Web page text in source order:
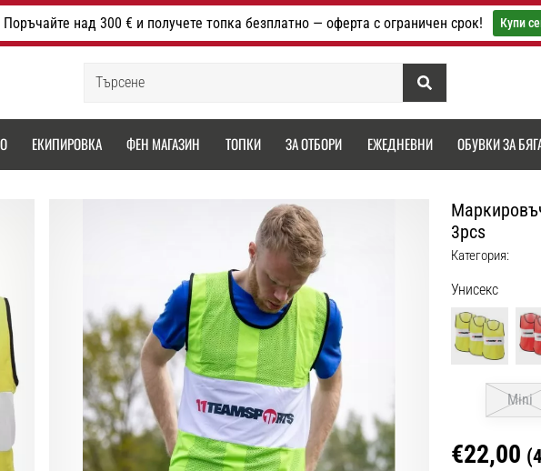
Поръчайте над 300 € и получете топка безплатно — оферта с ограничен срок! Купи
Търсене
ЕКИПИРОВКА ФЕН МАГАЗИН ТОПКИ ЗА ОТБОРИ ЕЖЕДНЕВНИ ОБУВКИ ЗА
3pcs
Категория:
Унисекс
Mini
€22,00